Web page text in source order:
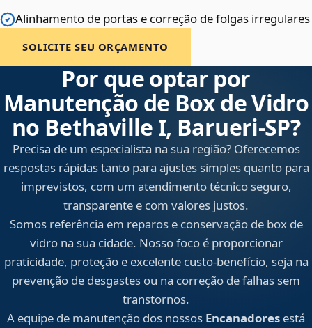
Alinhamento de portas e correção de folgas irregulares
SOLICITE SEU ORÇAMENTO
Por que optar por
Manutenção de Box de Vidro
no Bethaville I, Barueri‑SP?
Precisa de um especialista na sua região? Oferecemos
respostas rápidas tanto para ajustes simples quanto para
imprevistos, com um atendimento técnico seguro,
transparente e com valores justos.
Somos referência em reparos e conservação de box de
vidro na sua cidade. Nosso foco é proporcionar
praticidade, proteção e excelente custo-benefício, seja na
prevenção de desgastes ou na correção de falhas sem
transtornos.
A equipe de manutenção dos nossos Encanadores está